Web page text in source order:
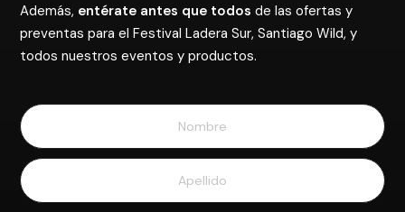
Además, entérate antes que todos de las ofertas y
preventas para el Festival Ladera Sur, Santiago Wild, y
todos nuestros eventos y productos.